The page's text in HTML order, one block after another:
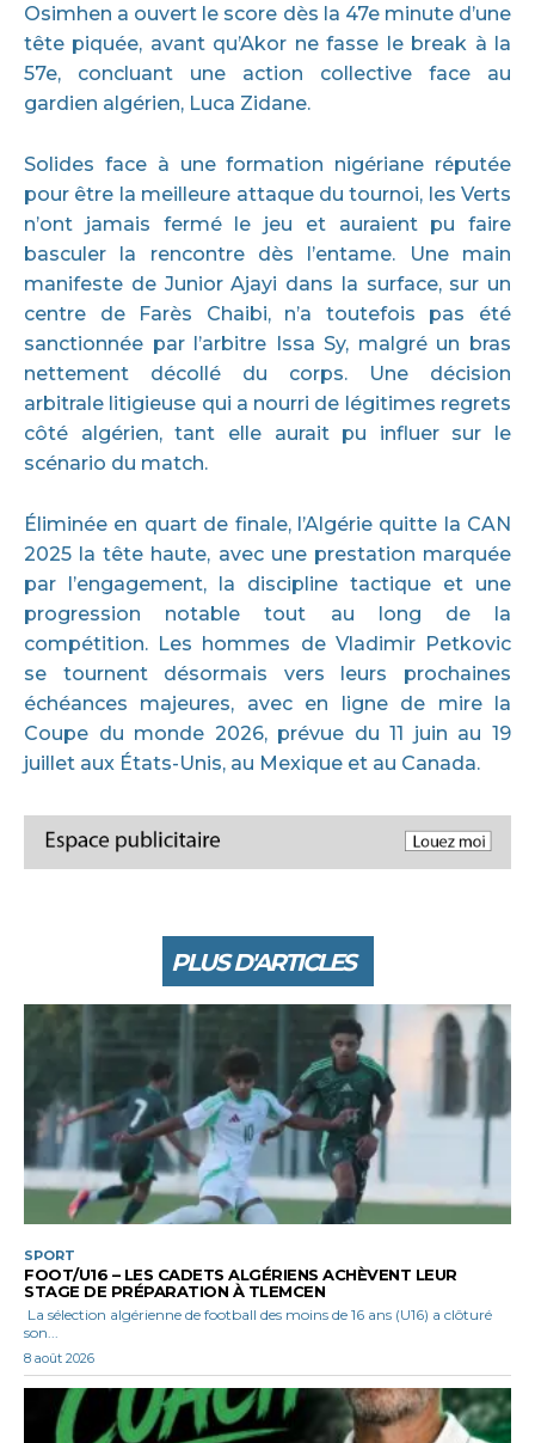
Osimhen a ouvert le score dès la 47e minute d’une
tête piquée, avant qu’Akor ne fasse le break à la
57e, concluant une action collective face au
gardien algérien, Luca Zidane.
Solides face à une formation nigériane réputée
pour être la meilleure attaque du tournoi, les Verts
n’ont jamais fermé le jeu et auraient pu faire
basculer la rencontre dès l’entame. Une main
manifeste de Junior Ajayi dans la surface, sur un
centre de Farès Chaibi, n’a toutefois pas été
sanctionnée par l’arbitre Issa Sy, malgré un bras
nettement décollé du corps. Une décision
arbitrale litigieuse qui a nourri de légitimes regrets
côté algérien, tant elle aurait pu influer sur le
scénario du match.
Éliminée en quart de finale, l’Algérie quitte la CAN
2025 la tête haute, avec une prestation marquée
par l’engagement, la discipline tactique et une
progression notable tout au long de la
compétition. Les hommes de Vladimir Petkovic
se tournent désormais vers leurs prochaines
échéances majeures, avec en ligne de mire la
Coupe du monde 2026, prévue du 11 juin au 19
juillet aux États-Unis, au Mexique et au Canada.
PLUS D'ARTICLES
SPORT
FOOT/U16 – LES CADETS ALGÉRIENS ACHÈVENT LEUR
STAGE DE PRÉPARATION À TLEMCEN
La sélection algérienne de football des moins de 16 ans (U16) a clôturé
son...
8 août 2026